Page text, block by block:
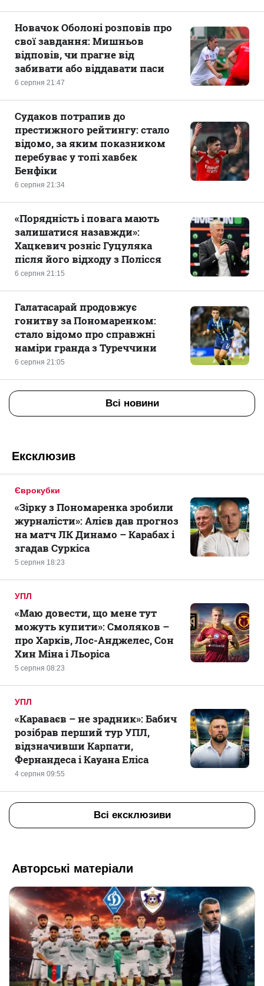
6 серпня 21:47
Новачок Оболоні розповів про
свої завдання: Мишньов
відповів, чи прагне від
забивати або віддавати паси
6 серпня 21:34
Судаков потрапив до
престижного рейтингу: стало
відомо, за яким показником
перебуває у топі хавбек
Бенфіки
6 серпня 21:15
«Порядність і повага мають
залишатися назавжди»:
Хацкевич розніс Гуцуляка
після його відходу з Полісся
6 серпня 21:05
Галатасарай продовжує
гонитву за Пономаренком:
стало відомо про справжні
наміри гранда з Туреччини
Всі новини
Ексклюзив
Єврокубки
5 серпня 18:23
«Зірку з Пономаренка зробили
журналісти»: Алієв дав прогноз
на матч ЛК Динамо – Карабах і
згадав Суркіса
УПЛ
5 серпня 08:23
«Маю довести, що мене тут
можуть купити»: Смоляков –
про Харків, Лос-Анджелес, Сон
Хин Міна і Льоріса
УПЛ
4 серпня 09:55
«Караваєв – не зрадник»: Бабич
розібрав перший тур УПЛ,
відзначивши Карпати,
Фернандеса і Кауана Еліса
Всі ексклюзиви
Авторські матеріали